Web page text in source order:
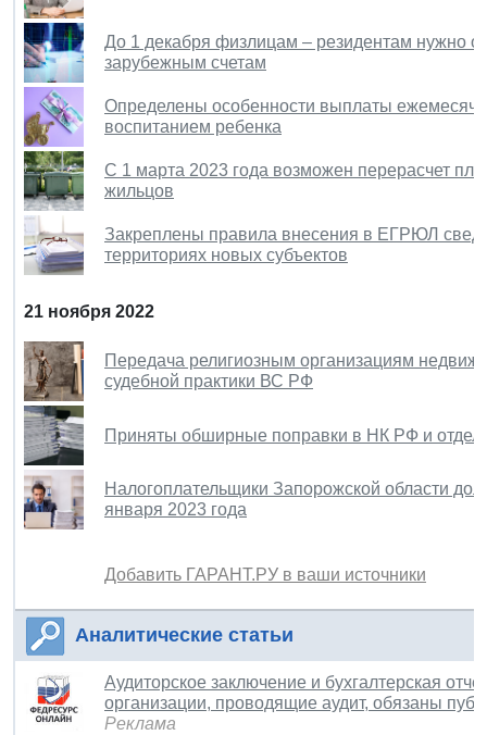
До 1 декабря физлицам – резидентам нужно
зарубежным счетам
Определены особенности выплаты
воспитанием ребенка
С 1 марта 2023 года возможен перерасчет
жильцов
Закреплены правила внесения в ЕГРЮЛ
территориях новых субъектов
21 ноября 2022
Передача религиозным организациям
судебной практики ВС РФ
Приняты обширные поправки в НК РФ и
Налогоплательщики Запорожской области
января 2023 года
Добавить ГАРАНТ.РУ в ваши источники
Аналитические статьи
Аудиторское заключение и бухгалтерская
организации, проводящие аудит, обязаны
Реклама